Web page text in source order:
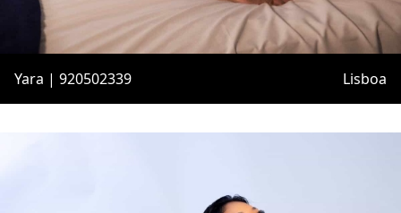
Yara | 920502339 Lisboa